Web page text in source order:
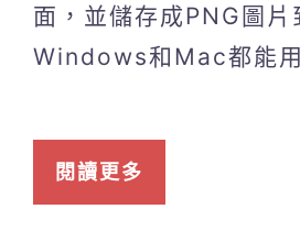
面，並儲存成PNG圖片
Windows和Mac都能用
閱讀更多